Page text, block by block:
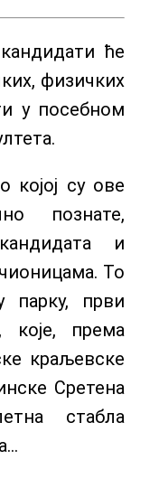
ће
физичких
у посебном
којој су ове
познате,
и
То
парку, први
које, према
краљевске
Сретена
стабла